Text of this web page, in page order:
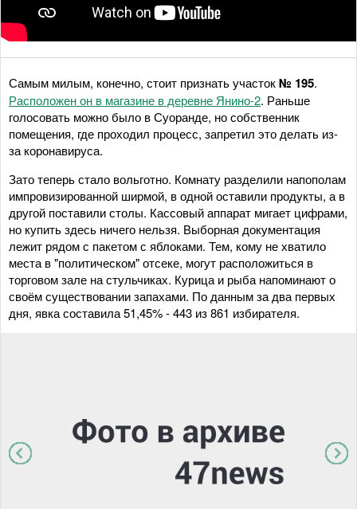
Самым милым, конечно, стоит признать участок№ 195.
Расположен он в магазине в деревне Янино-2. Раньше
голосовать можно было в Суоранде, но собственник
помещения, где проходил процесс, запретил это делать из-
за коронавируса.
Зато теперь стало вольготно. Комнату разделили напополам
импровизированной ширмой, в одной оставили продукты, а в
другой поставили столы. Кассовый аппарат мигает цифрами,
но купить здесь ничего нельзя. Выборная документация
лежит рядом с пакетом с яблоками. Тем, кому не хватило
места в "политическом" отсеке, могут расположиться в
торговом зале на стульчиках. Курица и рыба напоминают о
своём существовании запахами. По данным за два первых
дня, явка составила 51,45% - 443 из 861 избирателя.